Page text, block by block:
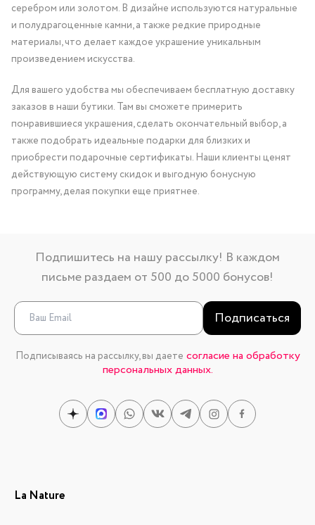
серебром или золотом. В дизайне используются натуральные
и полудрагоценные камни, а также редкие природные
материалы, что делает каждое украшение уникальным
произведением искусства.
Для вашего удобства мы обеспечиваем бесплатную доставку
заказов в наши бутики. Там вы сможете примерить
понравившиеся украшения, сделать окончательный выбор, а
также подобрать идеальные подарки для близких и
приобрести подарочные сертификаты. Наши клиенты ценят
действующую систему скидок и выгодную бонусную
программу, делая покупки еще приятнее.
Подпишитесь на нашу рассылку! В каждом
письме раздаем от 500 до 5000 бонусов!
Подписаться
Подписываясь на рассылку, вы даете согласие на обработку
персональных данных.
La Nature